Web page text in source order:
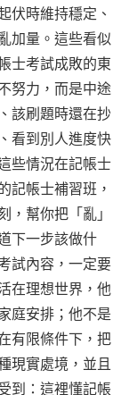
伏時維持穩定、
加量。這些看似
士考試成敗的東
努力，而是中途
該刷題時還在抄
看到別人進度快
些情況在記帳士
記帳士補習班，
幫你把「亂」
下一步該做什
試內容，一定要
在理想世界，他
庭安排；他不是
有限條件下，把
現實處境，並且
到：這裡懂記帳